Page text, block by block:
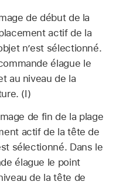
de début de la
actif de la
n’est sélectionné.
élague le
au niveau de la
(I)
de fin de la plage
actif de la tête de
sélectionné. Dans le
élague le point
de la tête de